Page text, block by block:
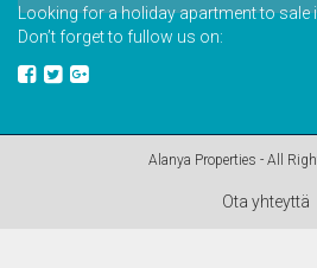
Looking for a holiday apartment to sale
Don’t forget to fullow us on:
Alanya Properties - All
Ota yhteyttä